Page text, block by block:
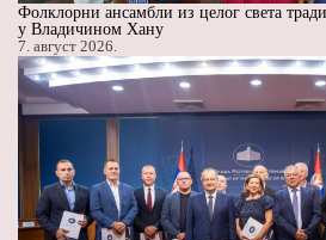
Фолклорни ансамбли из целог света
у Владичином Хану
7. август 2026.